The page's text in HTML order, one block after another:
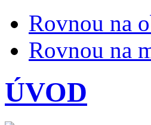
Rovnou na
Rovnou na
ÚVOD